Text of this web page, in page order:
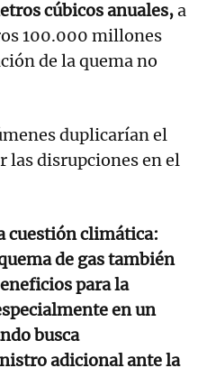
cúbicos anuales,a
100.000 millones
de la quema no
duplicarían el
las disrupciones en el
cuestión climática:
de gas también
para la
en un
busca
adicional ante la